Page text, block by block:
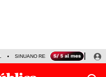
SINUANO RESULTADOS HOY